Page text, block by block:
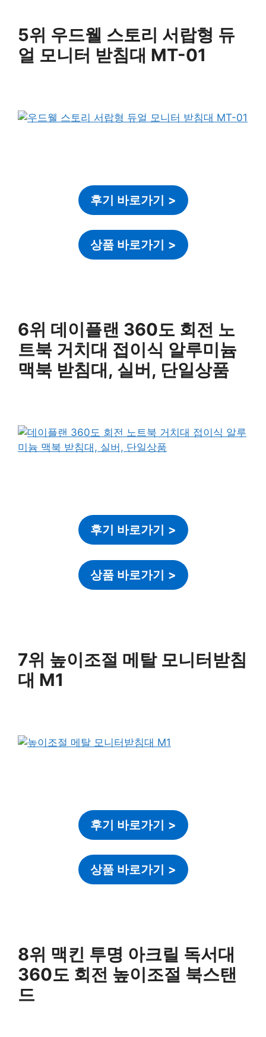
5위 우드웰 스토리 서랍형 듀
얼 모니터 받침대 MT-01
후기 바로가기 >
상품 바로가기 >
6위 데이플랜 360도 회전 노
트북 거치대 접이식 알루미늄
맥북 받침대, 실버, 단일상품
후기 바로가기 >
상품 바로가기 >
7위 높이조절 메탈 모니터받침
대 M1
후기 바로가기 >
상품 바로가기 >
8위 맥킨 투명 아크릴 독서대
360도 회전 높이조절 북스탠
드